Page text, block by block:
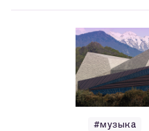
#музыка